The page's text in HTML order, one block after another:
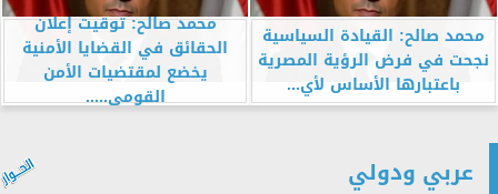
محمد صالح: القيادة السياسية
نجحت في فرض الرؤية المصرية
باعتبارها الأساس لأي...
محمد صالح: توقيت إعلان
الحقائق في القضايا الأمنية
يخضع لمقتضيات الأمن
القومي.....
عربي ودولي